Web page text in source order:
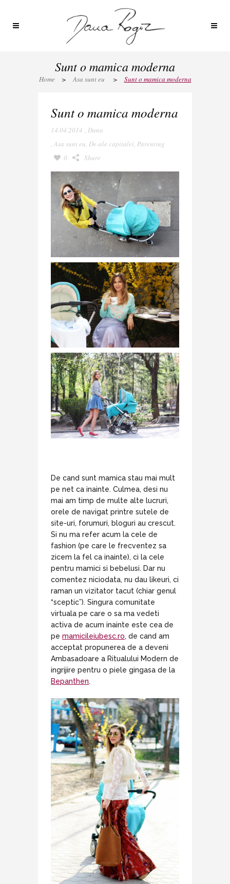
Sunt o mamica moderna
Home > Asa sunt eu > Sunt o mamica moderna
Sunt o mamica moderna
14.04.2014 , Dana
, Asa sunt eu, De-ale capitalei, Parenting
0
Share
De cand sunt mamica stau mai mult
pe net ca inainte. Culmea, desi nu
mai am timp de multe alte lucruri,
orele de navigat printre sutele de
site-uri, forumuri, bloguri au crescut.
Si nu ma refer acum la cele de
fashion (pe care le frecventez sa
zicem la fel ca inainte), ci la cele
pentru mamici si bebelusi. Dar nu
comentez niciodata, nu dau likeuri, ci
raman un vizitator tacut (chiar genul
“sceptic”). Singura comunitate
virtuala pe care o sa ma vedeti
activa de acum inainte este cea de
pe mamicileiubesc.ro, de cand am
acceptat propunerea de a deveni
Ambasadoare a Ritualului Modern de
ingrijire pentru o piele gingasa de la
Bepanthen.